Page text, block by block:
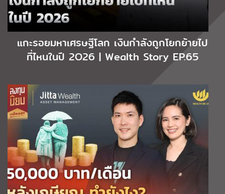
แกะรอยมหาเศรษฐีโลก เงินกำลังถูกโยกย้ายไป
ที่ไหนในปี 2O26 | Wealth Story EP.65